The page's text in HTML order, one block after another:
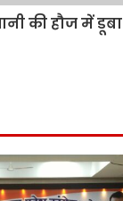
की हौज में डूबा